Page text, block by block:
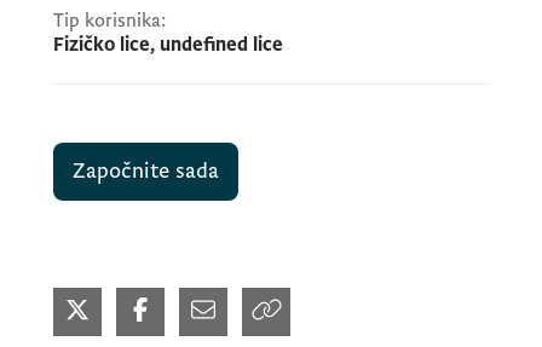
Tip korisnika:
Fizičko lice, undefined lice
Započnite sada